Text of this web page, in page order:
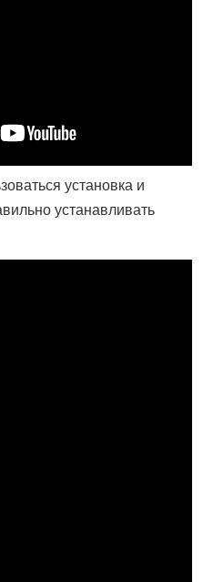
установка и
устанавливать